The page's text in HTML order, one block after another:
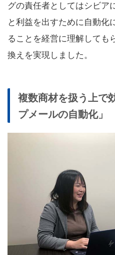
グの責任者としてはシビア
と利益を出すために自動化
ることを経営に理解しても
換えを実現しました。
複数商材を扱う上で
プメールの自動化」